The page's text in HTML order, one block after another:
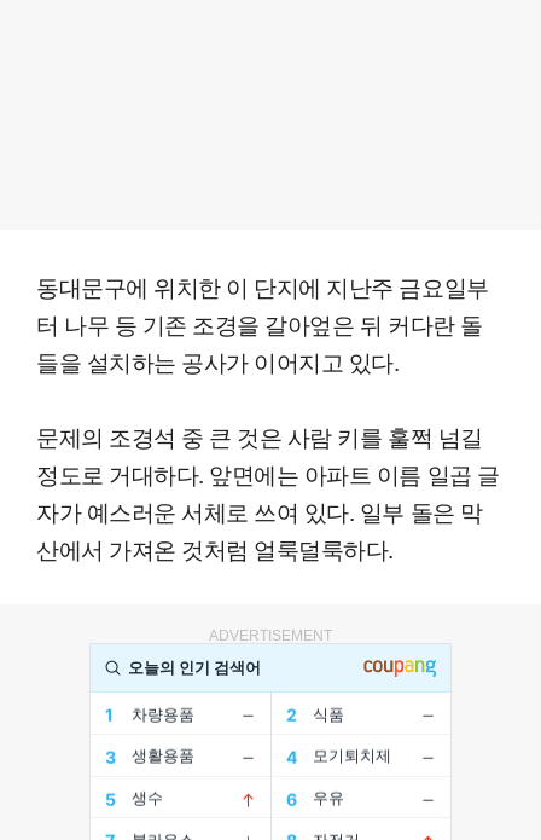
동대문구에 위치한 이 단지에 지난주 금요일부
터 나무 등 기존 조경을 갈아엎은 뒤 커다란 돌
들을 설치하는 공사가 이어지고 있다.
문제의 조경석 중 큰 것은 사람 키를 훌쩍 넘길
정도로 거대하다. 앞면에는 아파트 이름 일곱 글
자가 예스러운 서체로 쓰여 있다. 일부 돌은 막
산에서 가져온 것처럼 얼룩덜룩하다.
ADVERTISEMENT